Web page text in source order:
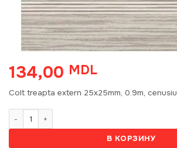
134,00 MDL
Colt treapta extern 25x25mm, 0.9m, cenusiu
В КОРЗИНУ